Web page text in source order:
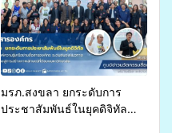
มรภ.สงขลา ยกระดับการ
ประชาสัมพันธ์ในยุคดิจิทัล